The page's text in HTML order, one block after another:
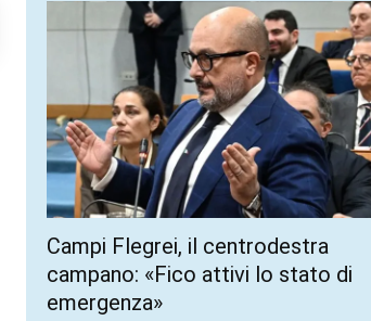
Campi Flegrei, il centrodestra
campano: «Fico attivi lo stato di
emergenza»